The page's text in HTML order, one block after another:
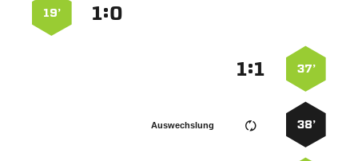
:
19’
37’
:
38’
Auswechslung